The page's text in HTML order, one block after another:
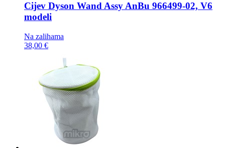
Cijev Dyson Wand Assy AnBu 966499-02, V6
modeli
Na zalihama
38,00 €